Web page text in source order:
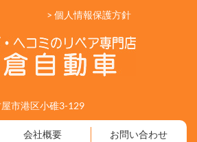
> 個人情報保護方針
市港区小碓3-129
会社概要 お問い合わせ